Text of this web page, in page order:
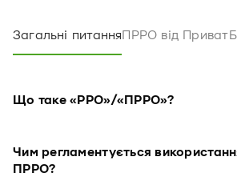
Загальні питанняПРРО від
Що таке «РРО»/«ПРРО»?
Чим регламентується
ПРРО?